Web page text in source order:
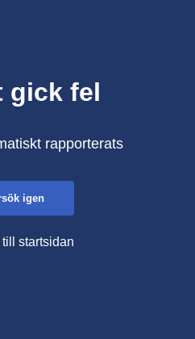
gick fel
rapporterats
igen
startsidan